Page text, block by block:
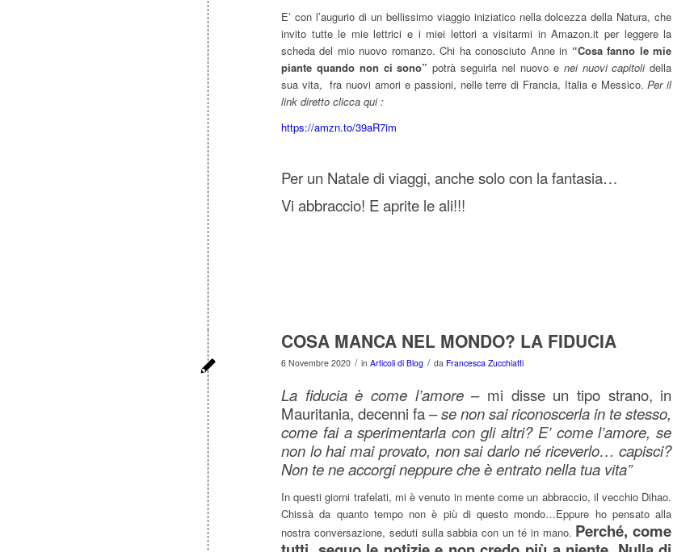
E’ con l’augurio di un bellissimo viaggio iniziatico nella dolcezza della Natura, che
invito tutte le mie lettrici e i miei lettori a visitarmi in Amazon.it per leggere la
scheda del mio nuovo romanzo. Chi ha conosciuto Anne in “Cosa fanno le mie
piante quando non ci sono” potrà seguirla nel nuovo e nei nuovi capitolidella
sua vita, fra nuovi amori e passioni, nelle terre di Francia, Italia e Messico.Per il
link diretto clicca qui :
https://amzn.to/39aR7im
Per un Natale di viaggi, anche solo con la fantasia…
Vi abbraccio! E aprite le ali!!!
COSA MANCA NEL MONDO? LA FIDUCIA
6 Novembre 2020 / in Articoli di Blog / da Francesca Zucchiatti
La fiducia è come l’amore– mi disse un tipo strano, in
Mauritania, decenni fa –se non sai riconoscerla in te stesso,
come fai a sperimentarla con gli altri? E’ come l’amore, se
non lo hai mai provato, non sai darlo né riceverlo… capisci?
Non te ne accorgi neppure che è entrato nella tua vita”
In questi giorni trafelati, mi è venuto in mente come un abbraccio, il vecchio Dihao.
Chissà da quanto tempo non è più di questo mondo…Eppure ho pensato alla
nostra conversazione, seduti sulla sabbia con un té in mano. Perché, come